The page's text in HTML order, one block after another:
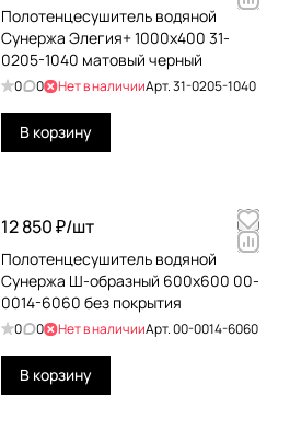
Полотенцесушитель водяной
Сунержа Элегия+ 1000х400 31-
0205-1040 матовый черный
0 0 Нет в наличииАрт.31-0205-1040
В корзину
12 850 ₽/шт
Полотенцесушитель водяной
Сунержа Ш-образный 600х600 00-
0014-6060 без покрытия
0 0 Нет в наличииАрт.00-0014-6060
В корзину